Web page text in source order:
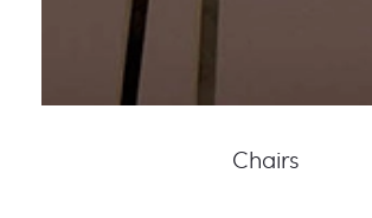
Chairs